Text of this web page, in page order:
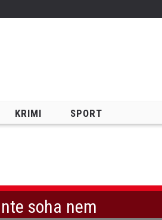
KRIMI SPORT
soha nem